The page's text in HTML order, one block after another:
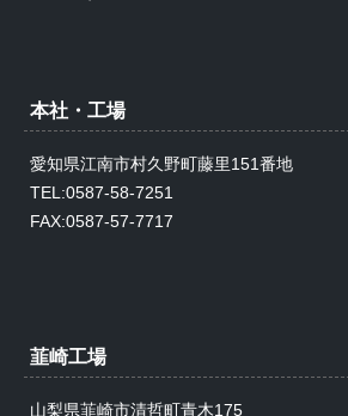
本社・工場
愛知県江南市村久野町藤里151番地
TEL:0587-58-7251
FAX:0587-57-7717
韮崎工場
山梨県韮崎市清哲町青木175